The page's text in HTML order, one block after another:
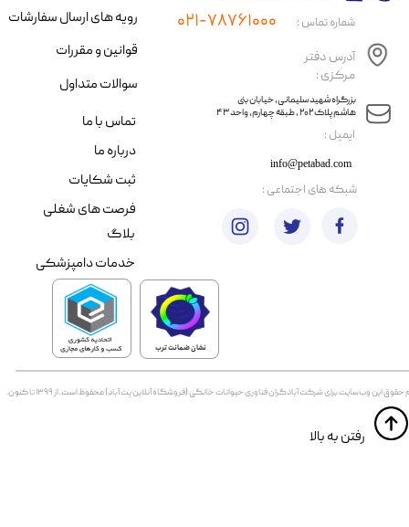
​ایمیل :
آدرس دفتر
مرکزی :
info@petabad.com
​​بزرگراه شهید سلیمانی، خیابان بنی
هاشم پلاک ۲۰۲ ، طبقه چهارم، واحد ۴۳
شماره تماس : ۰۲۱-۷۸۷۶۱۰۰۰
حقوق اين وب‌سايت برای شرکت آبادگران فناوری حیوانات خانگی (فروشگاه آنلاین پت آباد) محفوظ است. از ۱۳۹۹ تا کنون.
​​رفتن به بالا
رویه های ارسال سفارشات
قوانین و مقررات
سوالات متداول
تماس با ما
درباره ما
ثبت شکایات
فرصت های شغلی
​شبکه های اجتماعی :
بلاگ
خدمات دامپزشکی
نشان ضمانت ترب